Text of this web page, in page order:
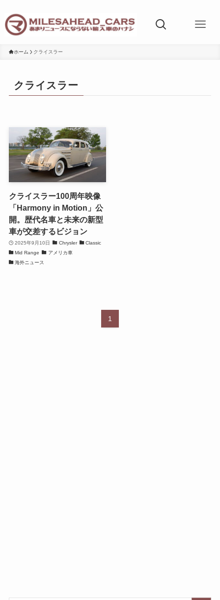
ホーム クライスラー
クライスラー
クライスラー100周年映像
「Harmony in Motion」公
開。歴代名車と未来の新型
車が交差するビジョン
2025年9月10日 Chrysler
Classic
Mid Range
アメリカ車
海外ニュース
1